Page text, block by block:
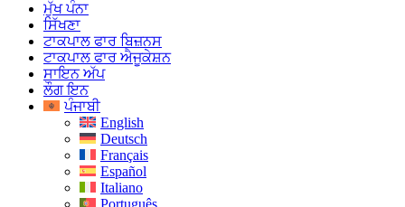
ਮੁੱਖ ਪੰਨਾ
ਸਿੱਖਣਾ
ਟਾਕਪਾਲ ਫਾਰ ਬਿਜ਼ਨਸ
ਟਾਕਪਾਲ ਫਾਰ ਐਜੂਕੇਸ਼ਨ
ਸਾਇਨ ਅੱਪ
ਲੌਗ ਇਨ
ਪੰਜਾਬੀ
English
Deutsch
Français
Español
Italiano
Português